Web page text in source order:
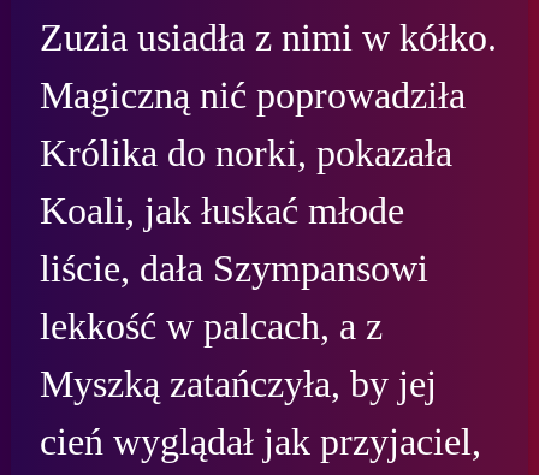
Zuzia usiadła z nimi w kółko.
Magiczną nić poprowadziła
Królika do norki, pokazała
Koali, jak łuskać młode
liście, dała Szympansowi
lekkość w palcach, a z
Myszką zatańczyła, by jej
cień wyglądał jak przyjaciel,